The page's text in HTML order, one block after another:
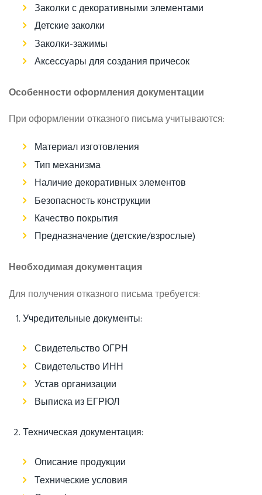
Заколки с декоративными элементами
Детские заколки
Заколки-зажимы
Аксессуары для создания причесок
Особенности оформления документации
При оформлении отказного письма учитываются:
Материал изготовления
Тип механизма
Наличие декоративных элементов
Безопасность конструкции
Качество покрытия
Предназначение (детские/взрослые)
Необходимая документация
Для получения отказного письма требуется:
Учредительные документы:
Свидетельство ОГРН
Свидетельство ИНН
Устав организации
Выписка из ЕГРЮЛ
Техническая документация:
Описание продукции
Технические условия